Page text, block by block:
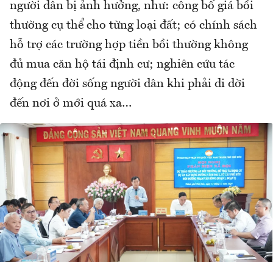
người dân bị ảnh hưởng, như: công bố giá bồi
thường cụ thể cho từng loại đất; có chính sách
hỗ trợ các trường hợp tiền bồi thường không
đủ mua căn hộ tái định cư; nghiên cứu tác
động đến đời sống người dân khi phải di dời
đến nơi ở mới quá xa…